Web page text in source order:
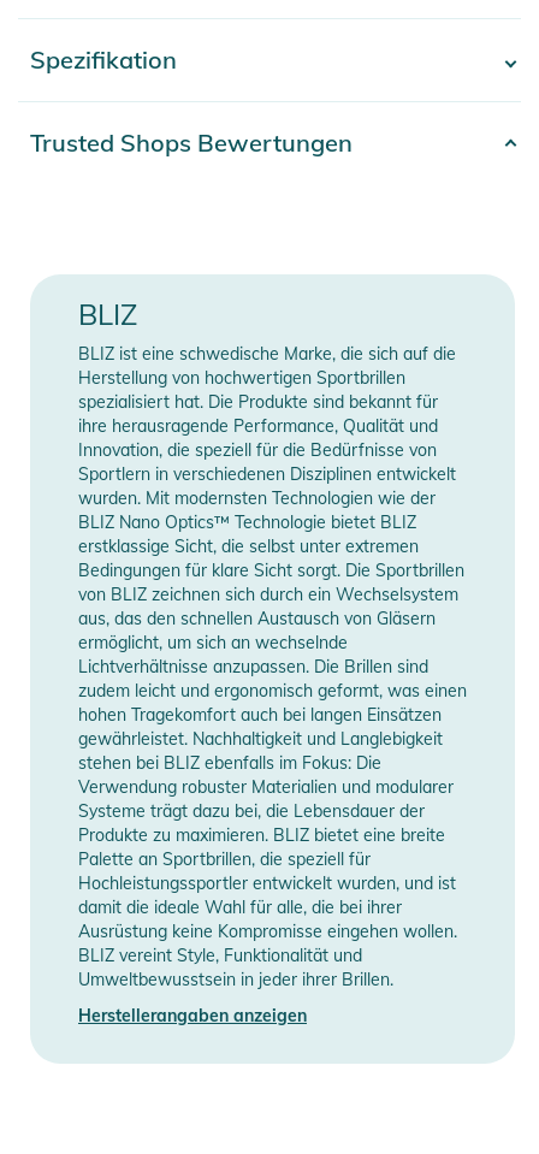
Das große zylindrische Glas ist belüftet und maximiert dein
Glas mit hoher optischer Qualität für klare Sicht bei
hohe Ansprüche und Ambitionen hast.
- Allgemeine Eigenschaften: Die Fusion ist ein Unisex-Modell,
das am besten für mittelgroße Gesichter geeignet ist. Die
Möglichkeiten, die Brille anzupassen, sind nahezu endlos. Mit
der Jawbone-Technologie kannst du sowohl die Sicht als auch
das Aussehen anpassen. Funktion und Komfort sind absolut
erstklassig. Fusion wurde für die anspruchsvollsten
Sportarten wie Radfahren, Skifahren und Multisportarten
entwickelt, bei denen sowohl Amateur- als auch
Spitzensportler höchste Ansprüche an ihre Ausrüstung
stellen. Das Ergebnis ist ein Modell, das so genau auf deine
Bedürfnisse abgestimmt ist, dass es immer die maximale
Leistung erbringt. Wenn du hohe Ansprüche hast und keine
Kompromisse eingehen möchtest, ist die Fusion die richtige
Wahl für dich.
- Glaseigenschaften: Die Fusion ist mit der Hydro Lens-
Technologie ausgestattet. Ein X-PC-Objektiv mit hoher
optischer Qualität für klare und scharfe Sicht bei
unterschiedlichen Wetterbedingungen. Das Glas verfügt über
vollständigen UV-Schutz, minimale Lichtbrechung, ist
kratzfest und verfügt außerdem über hydrophobe
Eigenschaften. Darüber hinaus verfügt Fusion über eine
besser denn je für die bevorstehenden Herausforderungen
bereit macht.
Spezifikation
Manufacturer
Information
Herstellerangaben
anzeigen
Trusted Shops Bewertungen
BLIZ
BLIZ ist eine schwedische Marke, die sich auf die
Herstellung von hochwertigen Sportbrillen
spezialisiert hat. Die Produkte sind bekannt für
ihre herausragende Performance, Qualität und
Innovation, die speziell für die Bedürfnisse von
Sportlern in verschiedenen Disziplinen entwickelt
wurden. Mit modernsten Technologien wie der
BLIZ Nano Optics™ Technologie bietet BLIZ
erstklassige Sicht, die selbst unter extremen
Bedingungen für klare Sicht sorgt. Die Sportbrillen
von BLIZ zeichnen sich durch ein Wechselsystem
aus, das den schnellen Austausch von Gläsern
ermöglicht, um sich an wechselnde
Lichtverhältnisse anzupassen. Die Brillen sind
zudem leicht und ergonomisch geformt, was einen
hohen Tragekomfort auch bei langen Einsätzen
gewährleistet. Nachhaltigkeit und Langlebigkeit
stehen bei BLIZ ebenfalls im Fokus: Die
Verwendung robuster Materialien und modularer
Systeme trägt dazu bei, die Lebensdauer der
Produkte zu maximieren. BLIZ bietet eine breite
Palette an Sportbrillen, die speziell für
Hochleistungssportler entwickelt wurden, und ist
damit die ideale Wahl für alle, die bei ihrer
Ausrüstung keine Kompromisse eingehen wollen.
BLIZ vereint Style, Funktionalität und
Umweltbewusstsein in jeder ihrer Brillen.
Herstellerangaben anzeigen